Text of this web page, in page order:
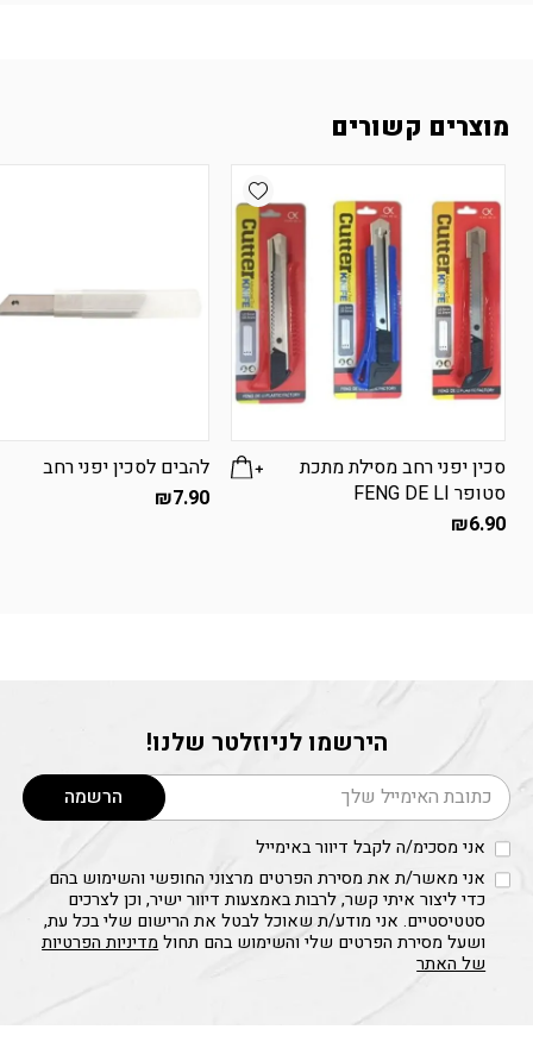
מוצרים קשורים
Add wishlist
סכין יפני רחב מסילת מתכת
סטופר FENG DE LI
₪6.90
להבים לסכין יפני רחב
₪7.90
הירשמו לניוזלטר שלנו!
דוא׳׳ל הרשמה
אני מסכימ/ה לקבל דיוור באימייל
אני מאשר/ת את מסירת הפרטים מרצוני החופשי והשימוש בהם
כדי ליצור איתי קשר, לרבות באמצעות דיוור ישיר, וכן לצרכים
סטטיסטיים. אני מודע/ת שאוכל לבטל את הרישום שלי בכל עת,
ושעל מסירת הפרטים שלי והשימוש בהם תחולמדיניות הפרטיות
של האתר